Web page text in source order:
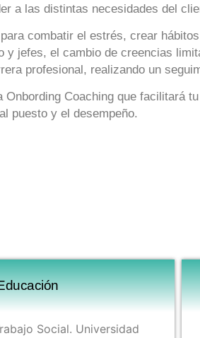
a las distintas necesidades del
combatir el estrés, crear
jefes, el cambio de creencias
profesional, realizando un
Coaching que facilitará
puesto y el desempeño.
Social. Universidad